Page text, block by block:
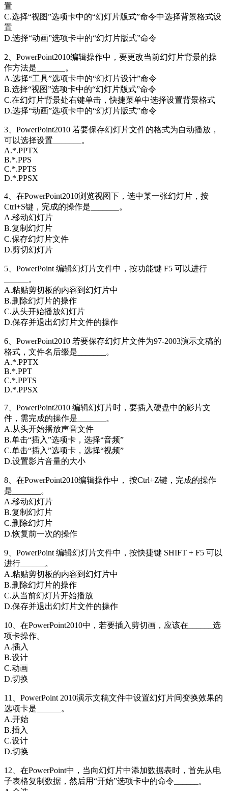
置
C.选择“视图”选项卡中的“幻灯片版式”命令中选择背景格式设
置
D.选择“动画”选项卡中的“幻灯片版式”命令
2、PowerPoint2010编辑操作中，要更改当前幻灯片背景的操
作方法是_______。
A.选择“工具”选项卡中的“幻灯片设计”命令
B.选择“视图”选项卡中的“幻灯片版式”命令
C.在幻灯片背景处右键单击，快捷菜单中选择设置背景格式
D.选择“动画”选项卡中的“幻灯片版式”命令
3、PowerPoint2010 若要保存幻灯片文件的格式为自动播放，
可以选择设置_______。
A.*.PPTX
B.*.PPS
C.*.PPTS
D.*.PPSX
4、在PowerPoint2010浏览视图下，选中某一张幻灯片，按
Ctrl+S键，完成的操作是_______。
A.移动幻灯片
B.复制幻灯片
C.保存幻灯片文件
D.剪切幻灯片
5、PowerPoint 编辑幻灯片文件中，按功能键 F5 可以进行
______。
A.粘贴剪切板的内容到幻灯片中
B.删除幻灯片的操作
C.从头开始播放幻灯片
D.保存并退出幻灯片文件的操作
6、PowerPoint2010 若要保存幻灯片文件为97-2003演示文稿的
格式，文件名后缀是_______。
A.*.PPTX
B.*.PPT
C.*.PPTS
D.*.PPSX
7、PowerPoint2010 编辑幻灯片时，要插入硬盘中的影片文
件，需完成的操作是_______。
A.从头开始播放声音文件
B.单击“插入”选项卡，选择“音频”
C.单击“插入”选项卡，选择“视频”
D.设置影片音量的大小
8、在PowerPoint2010编辑操作中， 按Ctrl+Z键，完成的操作
是_______。
A.移动幻灯片
B.复制幻灯片
C.删除幻灯片
D.恢复前一次的操作
9、PowerPoint 编辑幻灯片文件中，按快捷键 SHIFT + F5 可以
进行______。
A.粘贴剪切板的内容到幻灯片中
B.删除幻灯片的操作
C.从当前幻灯片开始播放
D.保存并退出幻灯片文件的操作
10、在PowerPoint2010中，若要插入剪切画，应该在______选
项卡操作。
A.插入
B.设计
C.动画
D.切换
11、PowerPoint 2010演示文稿文件中设置幻灯片间变换效果的
选项卡是______。
A.开始
B.插入
C.设计
D.切换
12、在PowerPoint中，当向幻灯片中添加数据表时，首先从电
子表格复制数据，然后用“开始”选项卡中的命令______。